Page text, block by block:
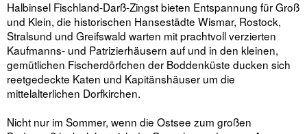
Halbinsel Fischland-Darß-Zingst bieten Entspannung für Groß
und Klein, die historischen Hansestädte Wismar, Rostock,
Stralsund und Greifswald warten mit prachtvoll verzierten
Kaufmanns- und Patrizierhäusern auf und in den kleinen,
gemütlichen Fischerdörfchen der Boddenküste ducken sich
reetgedeckte Katen und Kapitänshäuser um die
mittelalterlichen Dorfkirchen.
Nicht nur im Sommer, wenn die Ostsee zum großen